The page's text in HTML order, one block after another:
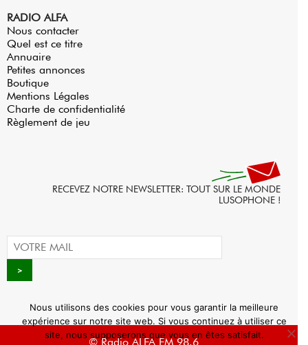
RADIO ALFA
Nous contacter
Quel est ce titre
Annuaire
Petites annonces
Boutique
Mentions Légales
Charte de confidentialité
Règlement de jeu
RECEVEZ NOTRE NEWSLETTER: TOUT SUR LE MONDE
LUSOPHONE !
© Radio ALFA FM 98.6
Nous utilisons des cookies pour vous garantir la meilleure
expérience sur notre site web. Si vous continuez à utiliser ce
site, nous supposerons que vous en êtes satisfait.